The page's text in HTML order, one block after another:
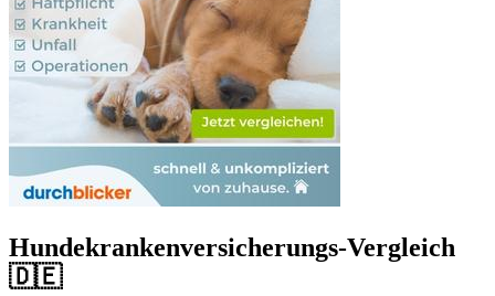
Hundekrankenversicherungs-Vergleich
🇩🇪